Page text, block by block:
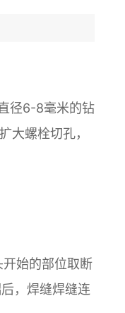
径6-8毫米的钻
大螺栓切孔，
始的部位取断
，焊缝焊缝连